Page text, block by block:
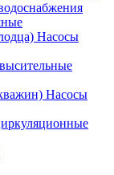
Насосы
Насосы